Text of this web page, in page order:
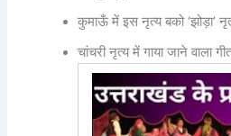
कुमाऊँ में इस नृत्य बको ‘झोड़ा’
चांचरी नृत्य में गाया जाने वाला